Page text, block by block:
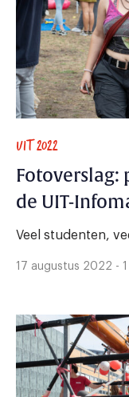
UIT 2022
Fotoverslag:
de UIT-
Veel studenten,
17 augustus 2022 - 1